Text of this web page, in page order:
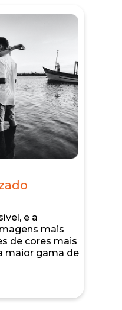
e a
mais
de cores mais
maior gama de